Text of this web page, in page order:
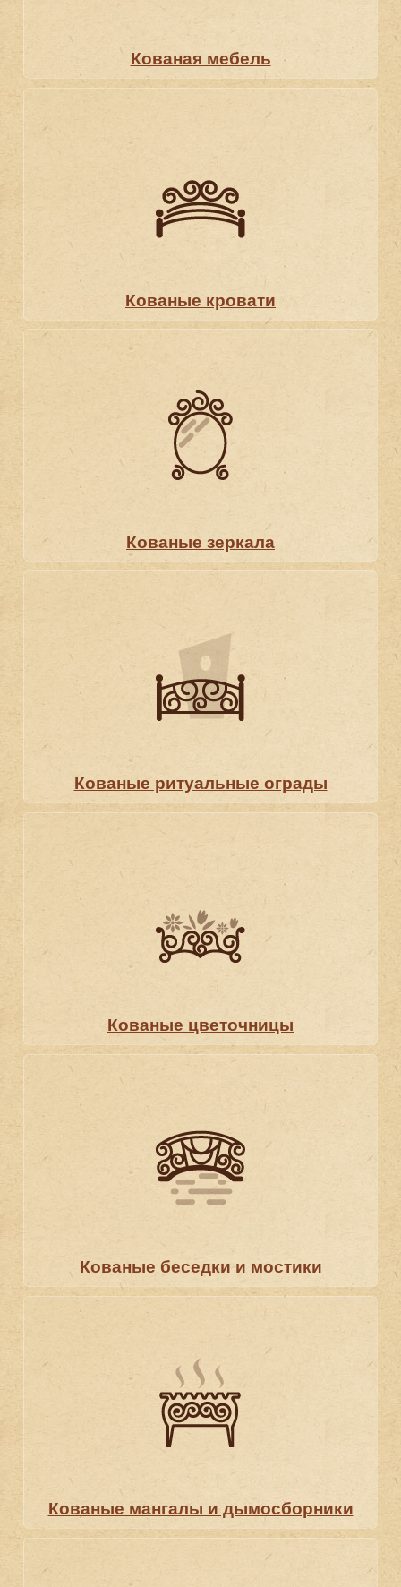
Кованая мебель
Кованые кровати
Кованые зеркала
Кованые ритуальные ограды
Кованые цветочницы
Кованые беседки и мостики
Кованые мангалы и дымосборники